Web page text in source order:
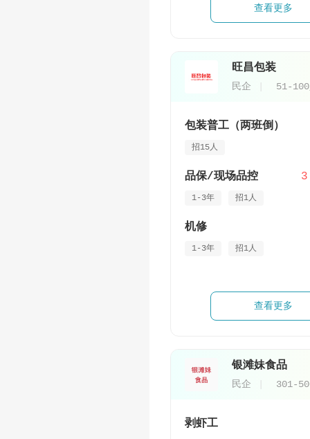
查看更多
旺昌包装
民企 51-
包装普工（两班倒）
招15人
品保/现场品控
1-3年 招1人
机修
1-3年 招1人
查看更多
银滩妹食品
民企 301-
剥虾工